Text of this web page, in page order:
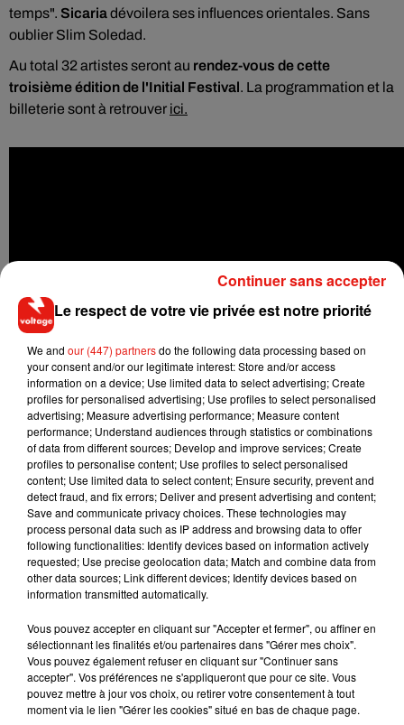
temps". Sicariadévoilera ses influences orientales. Sans
oublier Slim Soledad.
Au total 32 artistes seront au rendez-vous de cette
troisième édition de l'Initial Festival. La programmation et la
billeterie sont à retrouver ici.
Musique
7 août 2026
RÜFÜS DU SOL annonce un nouvel
album après sa tournée mondiale
7 août 2026
Angèle et Amélie Lens dévoilent leur
collaboration tant attendue
Le respect de votre vie privée est notre priorité
We and our (447) partnersdo the following data processing based on
your consent and/or our legitimate interest: Store and/or access
information on a device; Use limited data to select advertising; Create
profiles for personalised advertising; Use profiles to select personalised
advertising; Measure advertising performance; Measure content
performance; Understand audiences through statistics or combinations
of data from different sources; Develop and improve services; Create
profiles to personalise content; Use profiles to select personalised
content; Use limited data to select content; Ensure security, prevent and
detect fraud, and fix errors; Deliver and present advertising and content;
Save and communicate privacy choices. These technologies may
process personal data such as IP address and browsing data to offer
following functionalities: Identify devices based on information actively
requested; Use precise geolocation data; Match and combine data from
other data sources; Link different devices; Identify devices based on
information transmitted automatically.
Vous pouvez accepter en cliquant sur "Accepter et fermer", ou affiner en
sélectionnant les finalités et/ou partenaires dans "Gérer mes choix".
Vous pouvez également refuser en cliquant sur "Continuer sans
accepter". Vos préférences ne s'appliqueront que pour ce site. Vous
pouvez mettre à jour vos choix, ou retirer votre consentement à tout
moment via le lien "Gérer les cookies" situé en bas de chaque page.
Continuer sans accepter